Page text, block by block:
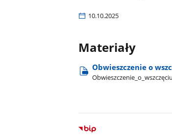
10.10.2025
Materiały
Obwieszczenie o